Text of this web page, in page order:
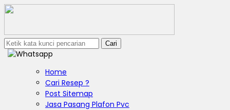
Cari
Home
Cari Resep ?
Post Sitemap
Jasa Pasang Plafon Pvc